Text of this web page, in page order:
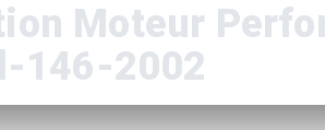
Moteur
146-2002